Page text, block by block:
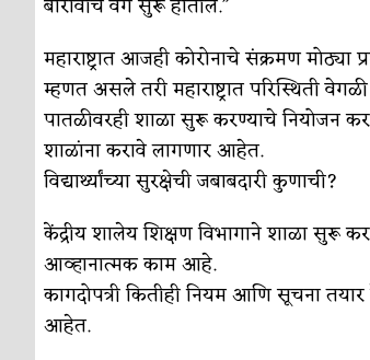
बारावीचे वर्ग सुरू होतील.”
महाराष्ट्रात आजही कोरोनाचे संक्रमण मोठ्या
म्हणत असले तरी महाराष्ट्रात परिस्थिती
पातळीवरही शाळा सुरू करण्याचे नियोजन
शाळांना करावे लागणार आहेत.
विद्यार्थ्यांच्या सुरक्षेची जबाबदारी कुणाची?
केंद्रीय शालेय शिक्षण विभागाने शाळा सुरू
आव्हानात्मक काम आहे.
कागदोपत्री कितीही नियम आणि सूचना
आहेत.